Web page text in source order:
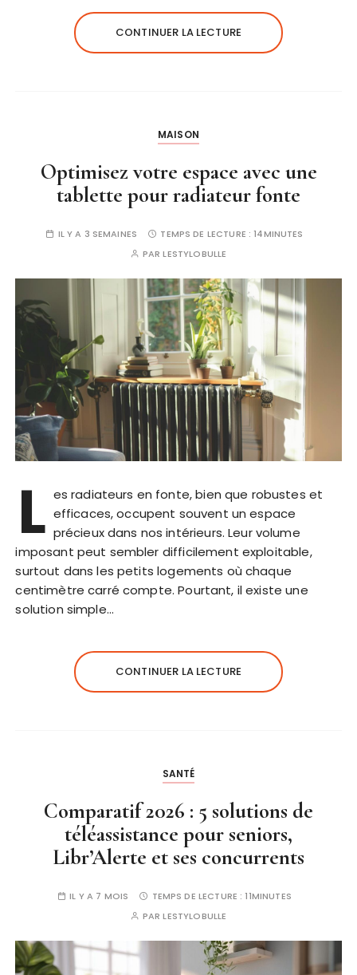
CONTINUER LA LECTURE
MAISON
Optimisez votre espace avec une
tablette pour radiateur fonte
IL Y A 3 SEMAINES TEMPS DE LECTURE :14MINUTES
PARLESTYLOBULLE
L es radiateurs en fonte, bien que robustes et
efficaces, occupent souvent un espace
précieux dans nos intérieurs. Leur volume
imposant peut sembler difficilement exploitable,
surtout dans les petits logements où chaque
centimètre carré compte. Pourtant, il existe une
solution simple…
CONTINUER LA LECTURE
SANTÉ
Comparatif 2026 : 5 solutions de
téléassistance pour seniors,
Libr’Alerte et ses concurrents
IL Y A 7 MOIS TEMPS DE LECTURE :11MINUTES
PARLESTYLOBULLE